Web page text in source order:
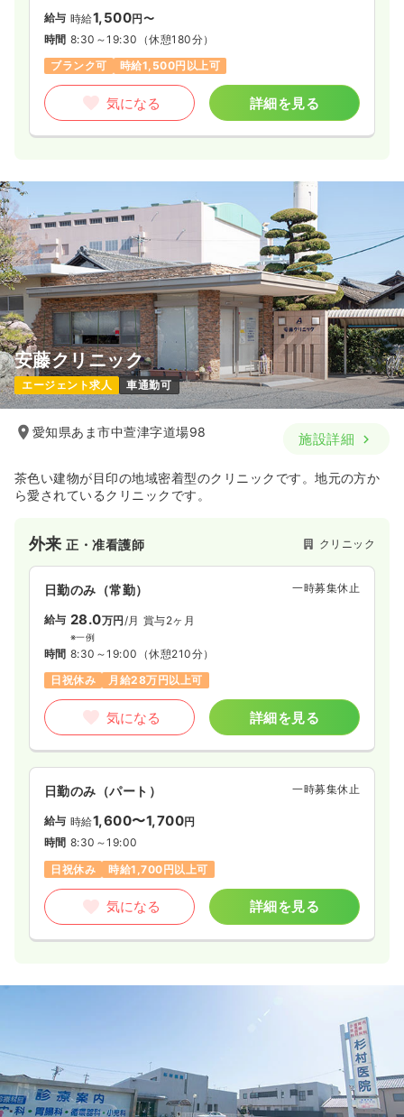
給与 時給1,500円〜
時間 8:30～19:30 （休憩180分）
ブランク可
時給1,500円以上可
気になる 詳細を見る
安藤クリニック
エージェント求人 車通勤可
愛知県あま市中萱津字道場98 施設詳細
茶色い建物が目印の地域密着型のクリニックです。地元の方か
ら愛されているクリニックです。
外来正・准看護師 クリニック
日勤のみ（常勤） 一時募集休止
給与 28.0万円/月 賞与2ヶ月
※一例
時間 8:30～19:00 （休憩210分）
日祝休み
月給28万円以上可
気になる 詳細を見る
日勤のみ（パート） 一時募集休止
給与 時給1,600〜1,700円
時間 8:30～19:00
日祝休み
時給1,700円以上可
気になる 詳細を見る